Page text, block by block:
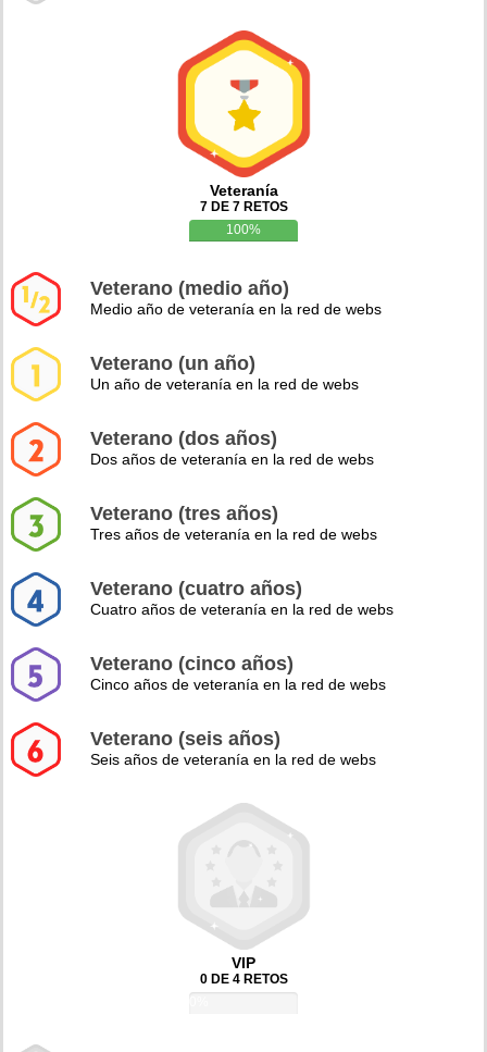
Veteranía
7 DE 7 RETOS
100%
Veterano (medio año)
Medio año de veteranía en la red de webs
Veterano (un año)
Un año de veteranía en la red de webs
Veterano (dos años)
Dos años de veteranía en la red de webs
Veterano (tres años)
Tres años de veteranía en la red de webs
Veterano (cuatro años)
Cuatro años de veteranía en la red de webs
Veterano (cinco años)
Cinco años de veteranía en la red de webs
Veterano (seis años)
Seis años de veteranía en la red de webs
VIP
0 DE 4 RETOS